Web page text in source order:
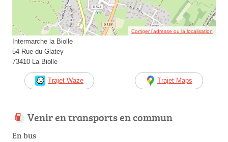
Corriger l’adresse ou la localisation
Intermarche la Biolle
54 Rue du Glatey
73410 La Biolle
Trajet Waze Trajet Maps
Venir en transports en commun
En bus